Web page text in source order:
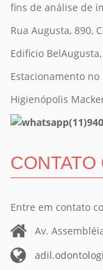
fins de análise de
Rua Augusta, 890,
Edificio
Estacionamento
Higienópolis
CONTATO
Entre em contato
Av.